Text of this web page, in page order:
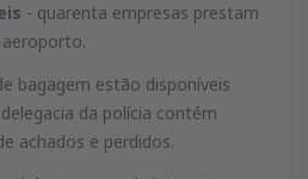
- quarenta empresas prestam
bagagem estão disponíveis
da polícia contém
achados e perdidos.